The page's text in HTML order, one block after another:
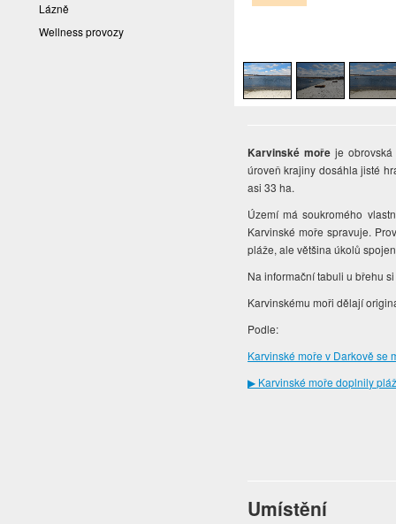
Lázně
Wellness provozy
Karvinské mořeje obrovská
úroveň krajiny dosáhla jisté
asi 33 ha.
Území má soukromého
Karvinské moře spravuje.
pláže, ale většina úkolů
Na informační tabuli u břehu
Karvinskému moři dělají
Podle:
Karvinské moře v Darkově se
▶ Karvinské moře doplnily
Umístění